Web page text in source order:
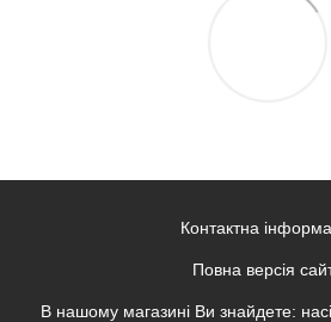
Контактна
Повна версія
В нашому магазині Ви знайдете: